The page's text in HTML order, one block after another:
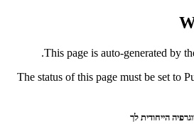
This page is auto-generated by
The status of this page must be set to
הייחודית לך